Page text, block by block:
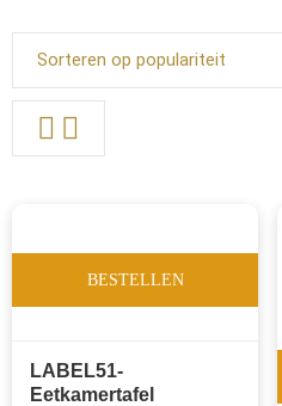
Sorteren op populariteit
BESTELLEN
LABEL51-
Eetkamertafel